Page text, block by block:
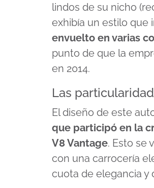
lindos de su nicho
exhibía un estilo que
envuelto en varias
punto de que la
en 2014.
Las
El diseño de este
que participó en la
V8 Vantage. Esto se
con una carrocería
cuota de elegancia y